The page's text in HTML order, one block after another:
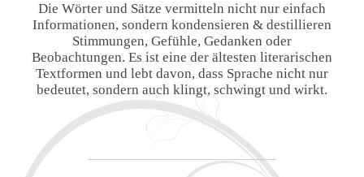
Die Wörter und Sätze vermitteln nicht nur einfach
Informationen, sondern kondensieren & destillieren
Stimmungen, Gefühle, Gedanken oder
Beobachtungen. Es ist eine der ältesten literarischen
Textformen und lebt davon, dass Sprache nicht nur
bedeutet, sondern auch klingt, schwingt und wirkt.